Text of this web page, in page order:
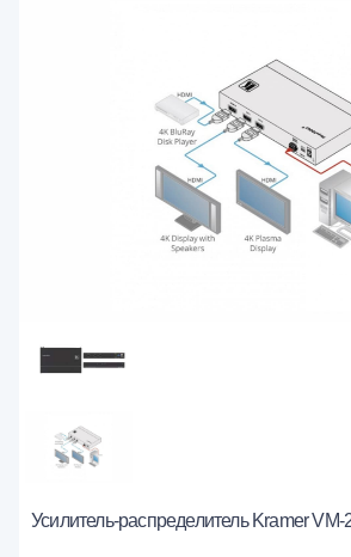
Усилитель-распределитель Kramer VM-